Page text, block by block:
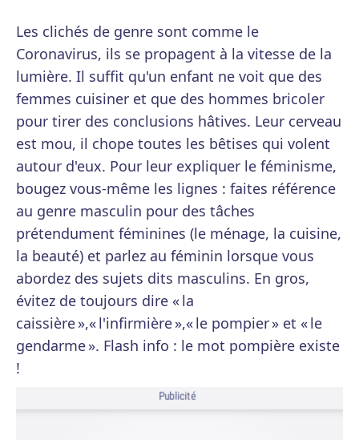
Les clichés de genre sont comme le
Coronavirus, ils se propagent à la vitesse de la
lumière. Il suffit qu'un enfant ne voit que des
femmes cuisiner et que des hommes bricoler
pour tirer des conclusions hâtives. Leur cerveau
est mou, il chope toutes les bêtises qui volent
autour d'eux. Pour leur expliquer le féminisme,
bougez vous-même les lignes : faites référence
au genre masculin pour des tâches
prétendument féminines (le ménage, la cuisine,
la beauté) et parlez au féminin lorsque vous
abordez des sujets dits masculins. En gros,
évitez de toujours dire « la
caissière »,« l'infirmière »,« le pompier » et « le
gendarme ». Flash info : le mot pompière existe
!
Publicité